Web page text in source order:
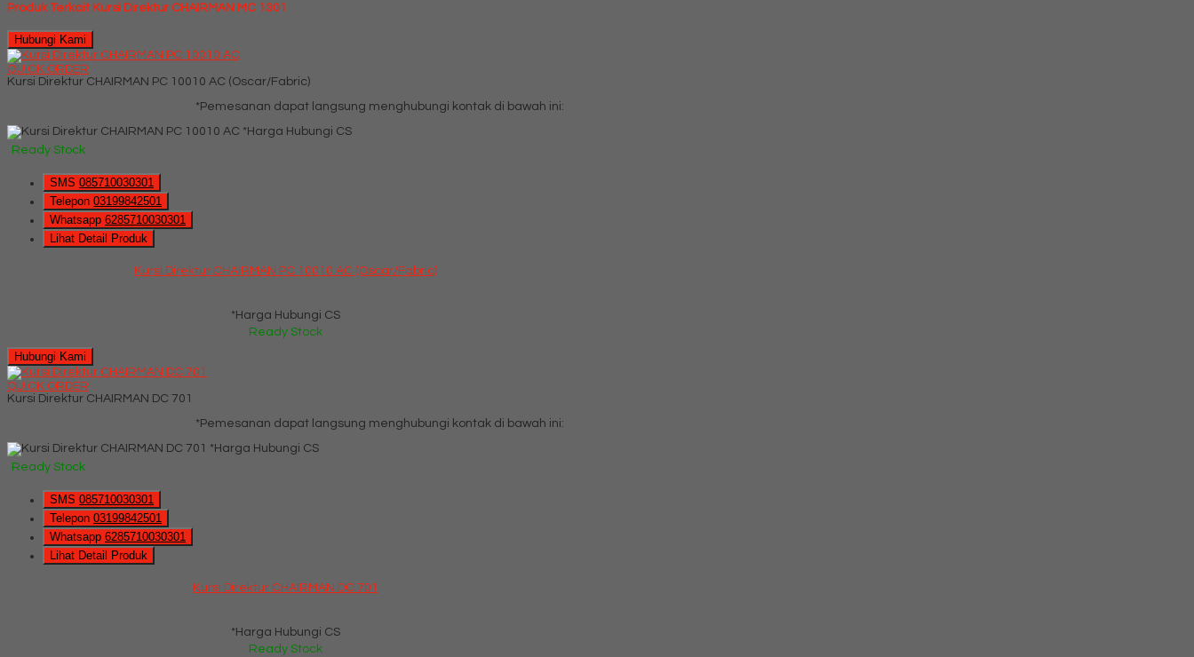
Produk Terkait Kursi Direktur CHAIRMAN MC 1301
Hubungi Kami
QUICK ORDER
Kursi Direktur CHAIRMAN PC 10010 AC (Oscar/Fabric)
*Pemesanan dapat langsung menghubungi kontak di bawah ini:
*Harga Hubungi CS
Ready Stock
SMS 085710030301
Telepon 03199842501
Whatsapp 6285710030301
Lihat Detail Produk
Kursi Direktur CHAIRMAN PC 10010 AC (Oscar/Fabric)
*Harga Hubungi CS
Ready Stock
Hubungi Kami
QUICK ORDER
Kursi Direktur CHAIRMAN DC 701
*Pemesanan dapat langsung menghubungi kontak di bawah ini:
*Harga Hubungi CS
Ready Stock
SMS 085710030301
Telepon 03199842501
Whatsapp 6285710030301
Lihat Detail Produk
Kursi Direktur CHAIRMAN DC 701
*Harga Hubungi CS
Ready Stock